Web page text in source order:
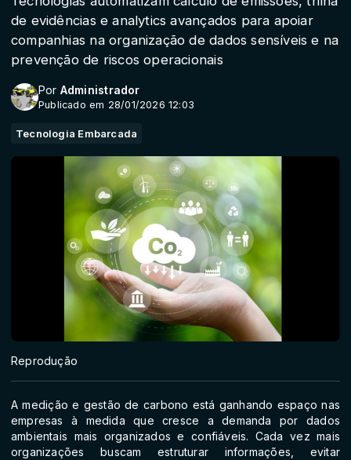
de evidências e analytics avançados para apoiar
companhias na organização de dados sensíveis e na
prevenção de riscos operacionais
Por Administrador
Publicado em 28/01/2026 12:03
Tecnologia Embarcada
Reprodução
A medição e gestão de carbono está ganhando espaço nas
empresas à medida que cresce a demanda por dados
ambientais mais organizados e confiáveis. Cada vez mais
organizações buscam estruturar informações, evitar